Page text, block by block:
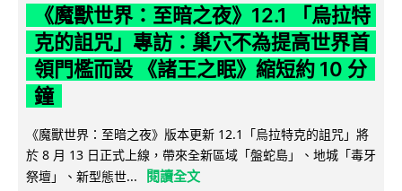
《魔獸世界：至暗之夜》12.1 「烏拉特
克的詛咒」專訪：巢穴不為提高世界首
領門檻而設 《諸王之眠》縮短約 10 分
鐘
《魔獸世界：至暗之夜》版本更新 12.1「烏拉特克的詛咒」將
於 8 月 13 日正式上線，帶來全新區域「盤蛇島」、地城「毒牙
祭壇」、新型態世...
閱讀全文